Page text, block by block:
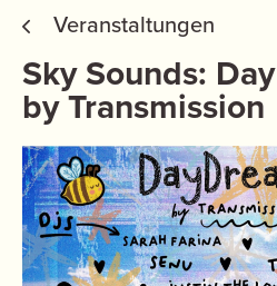
Veranstaltungen
Sky Sounds:
by Transmission